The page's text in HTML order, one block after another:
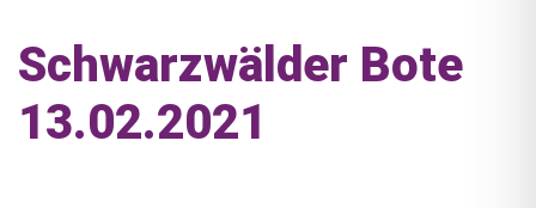
Schwarzwälder Bote
13.02.2021